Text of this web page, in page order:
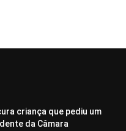
criança que pediu um
da Câmara